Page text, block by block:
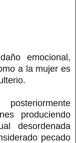
emocional,
a la mujer es
produciendo
desordenada
pecado